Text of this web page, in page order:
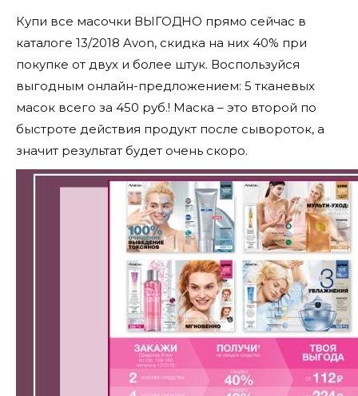
Купи все масочки ВЫГОДНО прямо сейчас в
каталоге 13/2018 Avon, скидка на них 40% при
покупке от двух и более штук. Воспользуйся
выгодным онлайн-предложением: 5 тканевых
масок всего за 450 руб.! Маска – это второй по
быстроте действия продукт после сывороток, а
значит результат будет очень скоро.